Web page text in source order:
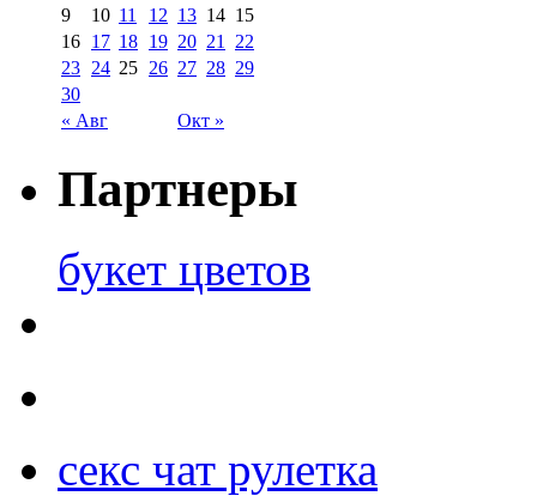
« Авг Окт »
9
10 11 12 13 14 15
16 17 18 19 20 21
22
23 24 25 26 27 28 29
30
Партнеры
букет цветов
секс чат рулетка